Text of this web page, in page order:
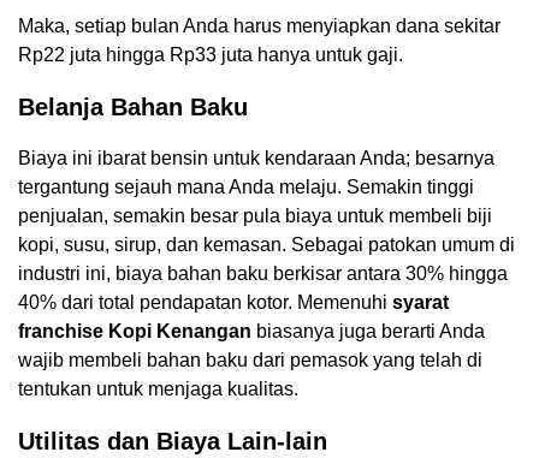
Maka, setiap bulan Anda harus menyiapkan dana sekitar
Rp22 juta hingga Rp33 juta hanya untuk gaji.
Belanja Bahan Baku
Biaya ini ibarat bensin untuk kendaraan Anda; besarnya
tergantung sejauh mana Anda melaju. Semakin tinggi
penjualan, semakin besar pula biaya untuk membeli biji
kopi, susu, sirup, dan kemasan. Sebagai patokan umum di
industri ini, biaya bahan baku berkisar antara 30% hingga
40% dari total pendapatan kotor. Memenuhi syarat
franchise Kopi Kenangan biasanya juga berarti Anda
wajib membeli bahan baku dari pemasok yang telah di
tentukan untuk menjaga kualitas.
Utilitas dan Biaya Lain-lain